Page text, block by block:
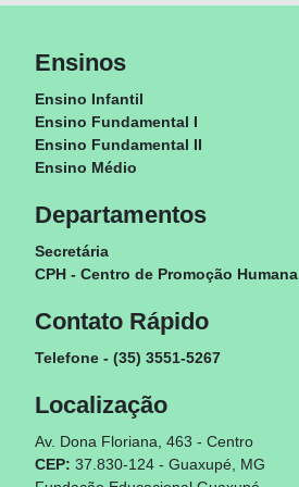
Ensinos
Ensino Infantil
Ensino Fundamental I
Ensino Fundamental II
Ensino Médio
Departamentos
Secretária
CPH - Centro de Promoção Humana
Contato Rápido
Telefone - (35) 3551-5267
Localização
Av. Dona Floriana, 463 - Centro
CEP: 37.830-124 - Guaxupé, MG